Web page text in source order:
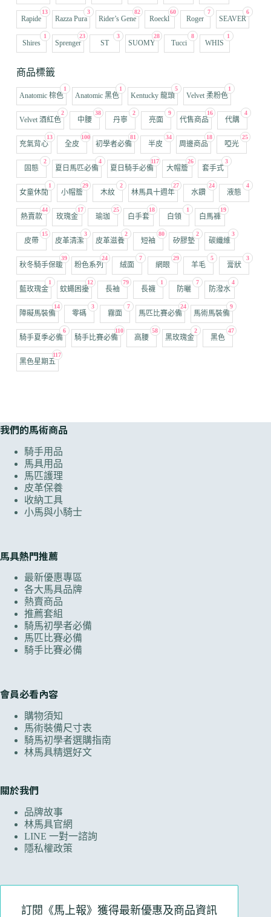
13
Rapide
3
Razza Pura
82
Rider’s Gene
60
Roeckl
7
Roger
6
SEAVER
1
Shires
23
Sprenger
3
ST
28
SUOMY
8
Tucci
1
WHIS
商品標籤
1
Anatomic 棕色
1
Anatomic 黑色
5
Kentucky 龍頭
1
Velvet 柔粉色
2
Velvet 酒紅色
38
中腰
2
丹寧
9
亮面
16
代售商品
4
代購
13
充氣背心
100
全皮
81
初學者必備
34
半皮
18
周邊商品
25
啞光
2
固態
4
夏日馬匹必備
117
夏日騎手必備
26
大帽簷
3
套手式
1
女童休閒
29
小帽簷
2
木紋
27
林馬具十週年
24
水鑽
4
液態
44
熱賣款
17
玫瑰金
25
瑜珈
18
白手套
1
白領
19
白馬褲
15
皮帶
3
皮革清潔
2
皮革滋養
80
短袖
2
矽膠墊
3
碳纖維
39
秋冬騎手保暖
24
粉色系列
7
絨面
29
網眼
5
羊毛
3
膏狀
1
藍玫瑰金
12
蚊蠅困擾
79
長袖
1
長襪
7
防曬
4
防潑水
14
障礙馬裝備
3
零碼
7
霧面
24
馬匹比賽必備
9
馬術馬裝備
6
騎手夏季必備
110
騎手比賽必備
58
高腰
2
黑玫瑰金
47
黑色
117
黑色星期五
我們的馬術商品
騎手用品
馬具用品
馬匹護理
皮革保養
收納工具
小馬與小騎士
馬具熱門推薦
最新優惠專區
各大馬具品牌
熱賣商品
推薦套組
騎馬初學者必備
馬匹比賽必備
騎手比賽必備
會員必看內容
購物須知
馬術裝備尺寸表
騎馬初學者選購指南
林馬具精選好文
關於我們
品牌故事
林馬具官網
LINE 一對一諮詢
隱私權政策
訂閱《馬上報》獲得最新優惠及商品資訊